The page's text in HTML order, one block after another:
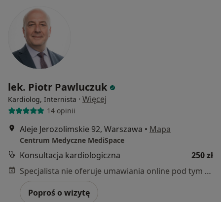
lek. Piotr Pawluczuk
Kardiolog, Internista · Więcej
14 opinii
Aleje Jerozolimskie 92, Warszawa • Mapa
Centrum Medyczne MediSpace
Konsultacja kardiologiczna
250 zł
Specjalista nie oferuje umawiania online pod tym adresem.
Poproś o wizytę